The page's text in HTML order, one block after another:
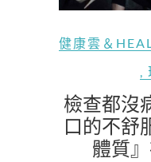
健康雲＆
檢查都沒
口的不舒
體質